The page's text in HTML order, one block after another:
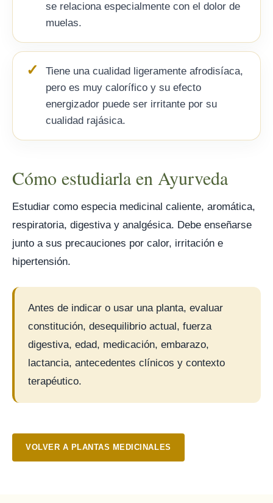
se relaciona especialmente con el dolor de
muelas.
Tiene una cualidad ligeramente afrodisíaca,
pero es muy calorífico y su efecto
energizador puede ser irritante por su
cualidad rajásica.
Cómo estudiarla en Ayurveda
Estudiar como especia medicinal caliente, aromática,
respiratoria, digestiva y analgésica. Debe enseñarse
junto a sus precauciones por calor, irritación e
hipertensión.
Antes de indicar o usar una planta, evaluar
constitución, desequilibrio actual, fuerza
digestiva, edad, medicación, embarazo,
lactancia, antecedentes clínicos y contexto
terapéutico.
VOLVER A PLANTAS MEDICINALES